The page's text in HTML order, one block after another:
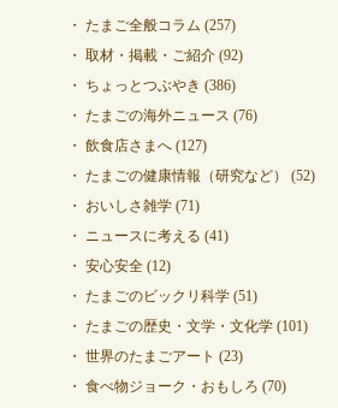
たまご全般コラム (257)
取材・掲載・ご紹介(92)
ちょっとつぶやき (386)
たまごの海外ニュース (76)
飲食店さまへ(127)
たまごの健康情報（研究など）
(52)
おいしさ雑学(71)
ニュースに考える (41)
安心安全(12)
たまごのビックリ科学(51)
たまごの歴史・文学・文化学(101)
世界のたまごアート (23)
食べ物ジョーク・おもしろ (70)